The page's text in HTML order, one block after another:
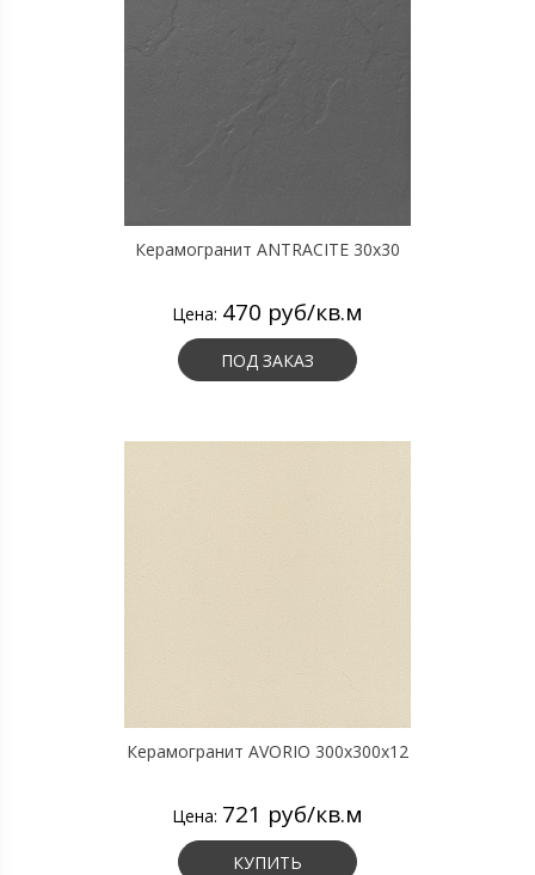
Керамогранит ANTRACITE 30х30
Цена: 470 руб/кв.м
ПОД ЗАКАЗ
Керамогранит AVORIO 300х300х12
Цена: 721 руб/кв.м
КУПИТЬ